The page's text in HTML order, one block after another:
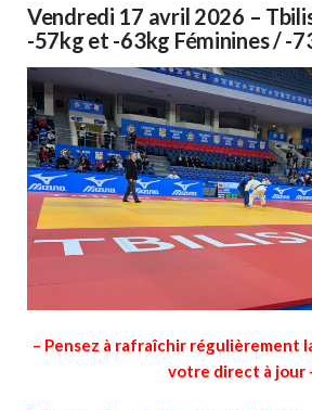
Vendredi 17 avril 2026 –
-57kg et -63kg Féminines / -
– Pensez à rafraîchir régulièrement
votre direct à jour